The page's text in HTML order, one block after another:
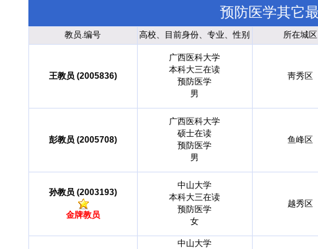
预防医学其它
教员.编号 高校、目前身份、专业、性别 所在城区
王教员 (2005836)
广西医科大学
本科大三在读
预防医学
男
靑秀区
彭教员 (2005708)
广西医科大学
硕士在读
预防医学
男
鱼峰区
孙教员 (2003193)
金牌教员
中山大学
本科大三在读
预防医学
女
越秀区
中山大学